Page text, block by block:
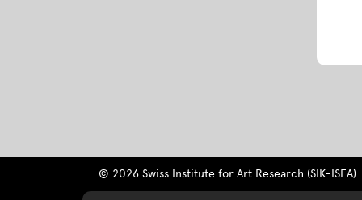
© 2026 Swiss Institute for Art Research (SIK-ISEA)